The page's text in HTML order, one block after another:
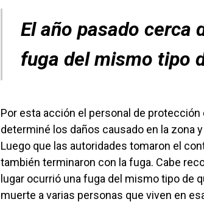
El año pasado cerca
fuga del mismo tipo
Por esta acción el personal de
determiné los daños causado en la zona
Luego que las autoridades tomaron el
también terminaron con la fuga. Cabe
lugar ocurrió una fuga del mismo tipo de
muerte a varias personas que viven en